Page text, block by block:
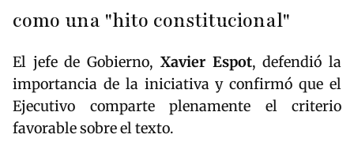
como una "hito constitucional"
El jefe de Gobierno, Xavier Espot, defendió la
importancia de la iniciativa y confirmó que el
Ejecutivo comparte plenamente el criterio
favorable sobre el texto.